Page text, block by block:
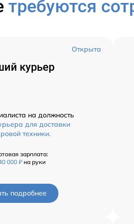
требуются
Открыта
курьер
на должность
для доставки
техники.
зарплата:
000 ₽ на руки
подробнее